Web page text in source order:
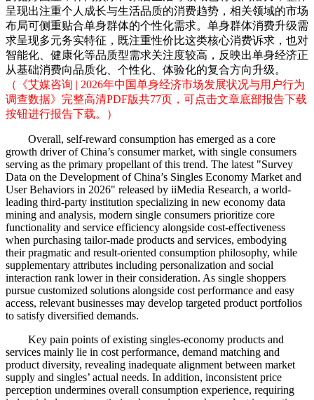
呈现出注重个人成长与生活品质的消费趋势，相关领域的市场
布局可侧重贴合单身群体的个性化需求。单身群体消费升级需
求呈现多元务实特征，既注重性价比这类核心消费诉求，也对
智能化、健康化等品质型需求关注度较高，反映出单身经济正
从基础消费向品质化、个性化、体验化的复合方向升级。
（《艾媒咨询 | 2026年中国单身经济市场发展状况与用户行为
调查数据》完整高清PDF版共77页，可点击文章底部报告下载
按钮进行报告下载。）
Overall, self-reward consumption has emerged as a core
growth driver of China’s consumer market, with single consumers
serving as the primary propellant of this trend. The latest "Survey
Data on the Development of China’s Singles Economy Market and
User Behaviors in 2026" released by iiMedia Research, a world-
leading third-party institution specializing in new economy data
mining and analysis, modern single consumers prioritize core
functionality and service efficiency alongside cost-effectiveness
when purchasing tailor-made products and services, embodying
their pragmatic and result-oriented consumption philosophy, while
supplementary attributes including personalization and social
interaction rank lower in their consideration. As single shoppers
pursue customized solutions alongside cost performance and easy
access, relevant businesses may develop targeted product portfolios
to satisfy diversified demands.
Key pain points of existing singles-economy products and
services mainly lie in cost performance, demand matching and
product diversity, revealing inadequate alignment between market
supply and singles’ actual needs. In addition, inconsistent price
perception undermines overall consumption experience, requiring